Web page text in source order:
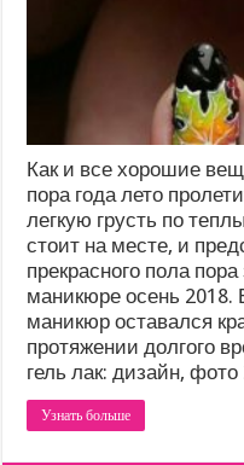
Как и все хорошие
пора года лето
легкую грусть по
стоит на месте, и
прекрасного пола
маникюре осень
маникюр оставался
протяжении долгого
гель лак: дизайн, фото
Узнать больше